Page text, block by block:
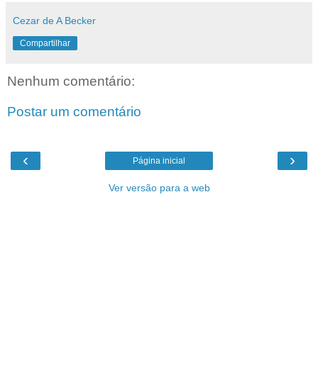
Cezar de A Becker
Compartilhar
Nenhum comentário:
Postar um comentário
‹ ›
Página inicial
Ver versão para a web